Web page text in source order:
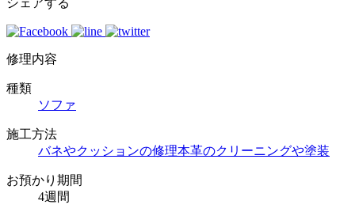
シェアする
修理内容
種類
ソファ
施工方法
バネやクッションの修理本革のクリーニングや塗装
お預かり期間
4週間